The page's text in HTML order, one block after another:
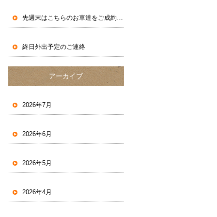
先週末はこちらのお車達をご成約いただきました。
終日外出予定のご連絡
アーカイブ
2026年7月
2026年6月
2026年5月
2026年4月